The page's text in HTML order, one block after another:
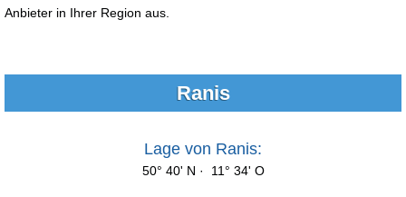
Anbieter in Ihrer Region aus.
Ranis
Lage von Ranis:
50° 40' N · 11° 34' O